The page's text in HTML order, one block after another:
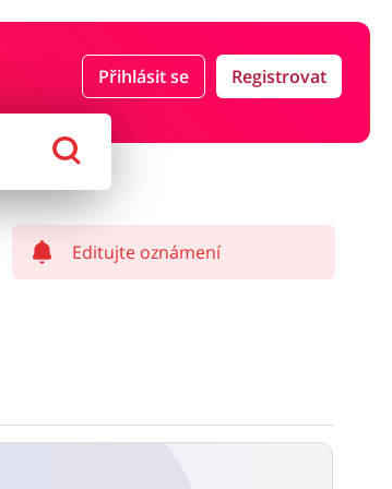
Přihlásit se Registrovat
Počítače foto a elektronika
Editujte oznámení
z čisté částky zakázky.